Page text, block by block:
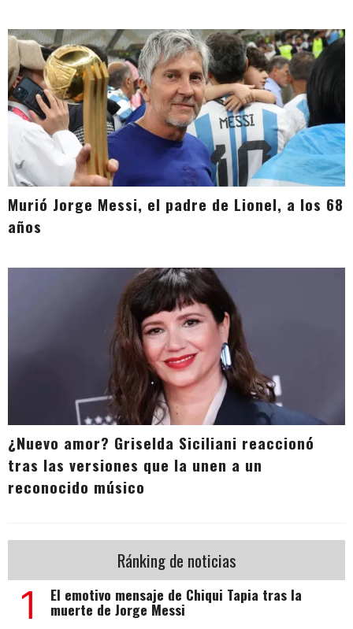
Murió Jorge Messi, el padre de Lionel, a los 68
años
¿Nuevo amor? Griselda Siciliani reaccionó
tras las versiones que la unen a un
reconocido músico
Ránking de noticias
1 El emotivo mensaje de Chiqui Tapia tras la
muerte de Jorge Messi